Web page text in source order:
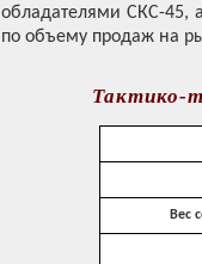
обладателями СКС-45,
по объему продаж на
Тактико-
Вес